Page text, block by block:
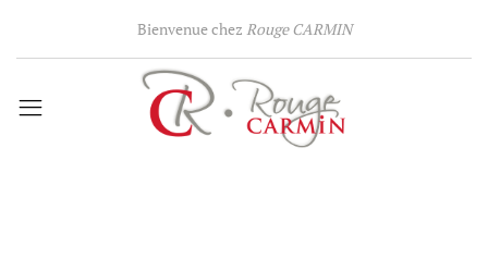
Bienvenue chez Rouge CARMIN